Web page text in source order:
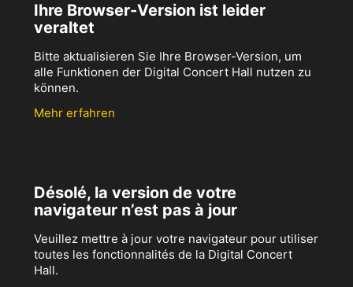
Ihre Browser-Version ist leider
veraltet
Bitte aktualisieren Sie Ihre Browser-Version, um
alle Funktionen der Digital Concert Hall nutzen zu
können.
Mehr erfahren
Désolé, la version de votre
navigateur n’est pas à jour
Veuillez mettre à jour votre navigateur pour utiliser
toutes les fonctionnalités de la Digital Concert
Hall.